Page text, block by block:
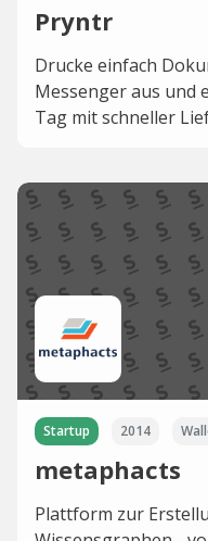
Pryntr
Drucke einfach
Messenger aus und
Tag mit schneller
Startup 2014
metaphacts
Plattform zur